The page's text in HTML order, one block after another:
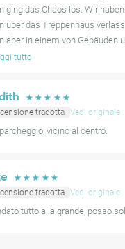
ging das Chaos los. Wir
über das Treppenhaus
aber in einem von Gebäuden
tutto
☆ ☆ ☆ ☆ ☆
tradotta Vedi originale
vicino al centro.
☆ ☆ ☆ ☆ ☆
tradotta Vedi originale
tutto alla grande, posso